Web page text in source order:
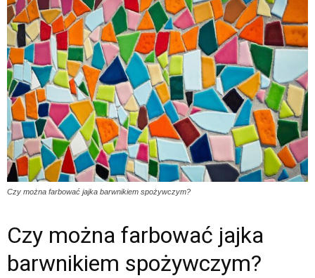
Czy można farbować jajka barwnikiem spożywczym?
Czy można farbować jajka
barwnikiem spożywczym?